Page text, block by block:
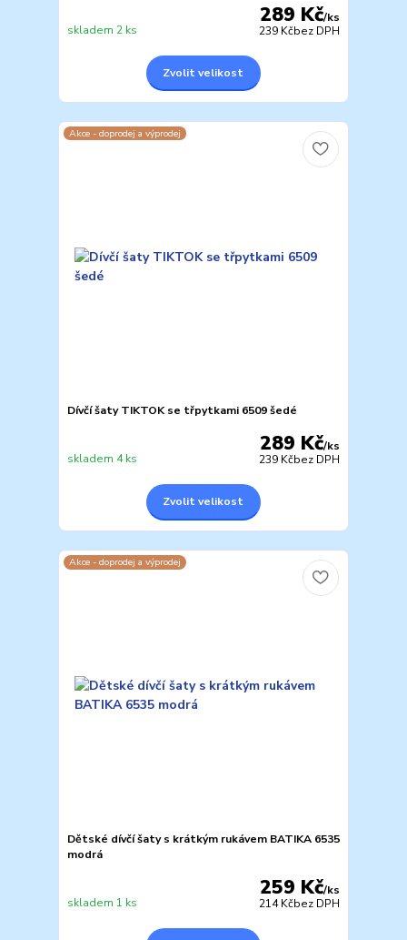
289 Kč/ks
239 Kčbez DPH
skladem 2 ks
Zvolit velikost
Akce - doprodej a výprodej
Dívčí šaty TIKTOK se třpytkami 6509 šedé
289 Kč/ks
239 Kčbez DPH
skladem 4 ks
Zvolit velikost
Akce - doprodej a výprodej
Dětské dívčí šaty s krátkým rukávem BATIKA 6535
modrá
259 Kč/ks
214 Kčbez DPH
skladem 1 ks